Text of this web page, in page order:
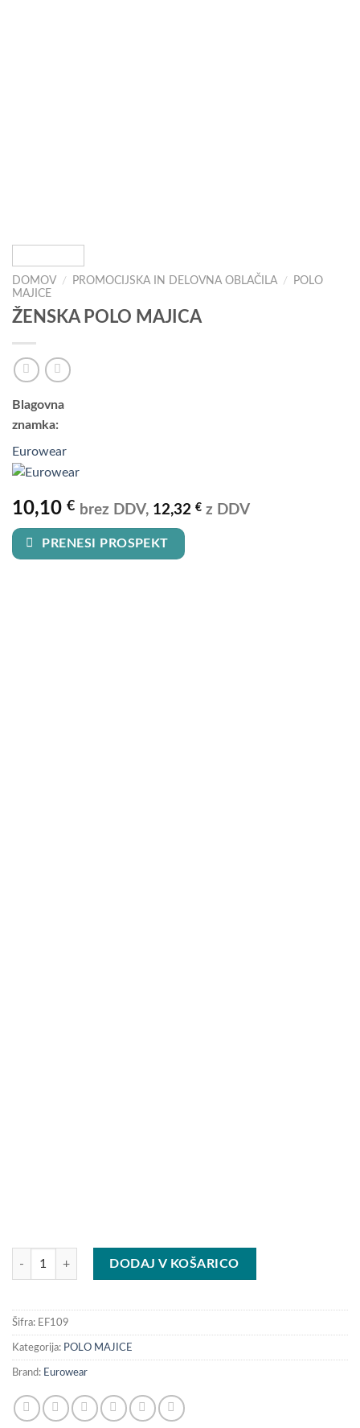
DOMOV / PROMOCIJSKA IN DELOVNA OBLAČILA /
POLO
MAJICE
ŽENSKA POLO MAJICA
Blagovna
znamka:
Eurowear
10,10 € brez DDV, 12,32 € z DDV
PRENESI PROSPEKT
ŽENSKA POLO MAJICA količina
DODAJ V KOŠARICO
Šifra: EF109
Kategorija: POLO MAJICE
Brand: Eurowear